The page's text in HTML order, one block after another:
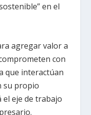
en el
agregar valor a
con
que interactúan
su propio
el eje de trabajo